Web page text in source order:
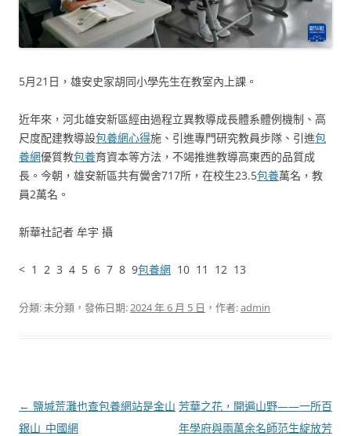
5月21日，雄安史家胡同小學先生在教室內上課。
近年來，河北雄安新區經由過程立異教導成長體系體例機制、高
尺度配建教導設包養網心得施、引進專門研究教員步隊、引進包
養網優質教包養育資本等方法，不竭推進教導高東西的品質成
長。今朝，雄安新區共有黌舍717所，在校生23.5包養萬名，教
員2萬名。
新華社記者 牟宇 攝
< 1 2 3 4 5 6 7 8 9包養網 10 11 12 13
分類: 未分類，發佈日期:2024 年 6 月 5 日 ，作者:admin
文
章
← 鹽堿荒灘也查包養網站是金山
銀山_中國網
芳華之花，開遍山野——一所百
年學府與兩萬余名師范生綻放芳